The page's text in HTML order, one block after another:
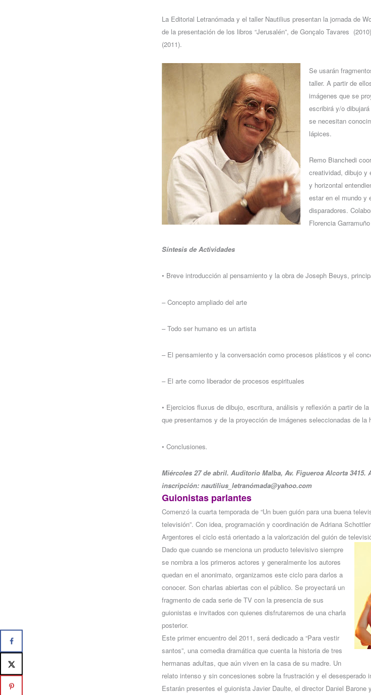
La Editorial Letranómada y el taller Nautilius presentan la jornada de
de la presentación de los libros “Jerusalén”, de Gonçalo Tavares
(2011).
Se usarán
taller. A partir de
imágenes que se
escribirá y/o
se necesitan
lápices.
Remo Bianchedi
creatividad, dibujo y
y horizontal
estar en el mundo y
disparadores.
Florencia Garramuño
Síntesis de Actividades
• Breve introducción al pensamiento y la obra de Joseph Beuys,
– Concepto ampliado del arte
– Todo ser humano es un artista
– El pensamiento y la conversación como procesos plásticos y el
– El arte como liberador de procesos espirituales
• Ejercicios fluxus de dibujo, escritura, análisis y reflexión a partir de
que presentamos y de la proyección de imágenes seleccionadas de la
• Conclusiones.
Miércoles 27 de abril. Auditorio Malba, Av. Figueroa Alcorta 3415.
inscripción: nautilius_letranómada@yahoo.com
Guionistas parlantes
Comenzó la cuarta temporada de “Un buen guión para una buena
televisión”. Con idea, programación y coordinación de Adriana
Argentores el ciclo está orientado a la valorización del guión de
Dado que cuando se menciona un producto televisivo siempre
se nombra a los primeros actores y generalmente los autores
quedan en el anonimato, organizamos este ciclo para darlos a
conocer. Son charlas abiertas con el público. Se proyectará un
fragmento de cada serie de TV con la presencia de sus
guionistas e invitados con quienes disfrutaremos de una charla
posterior.
Este primer encuentro del 2011, será dedicado a “Para vestir
santos”, una comedia dramática que cuenta la historia de tres
hermanas adultas, que aún viven en la casa de su madre. Un
relato intenso y sin concesiones sobre la frustración y el desesperado
Estarán presentes el guionista Javier Daulte, el director Daniel Barone